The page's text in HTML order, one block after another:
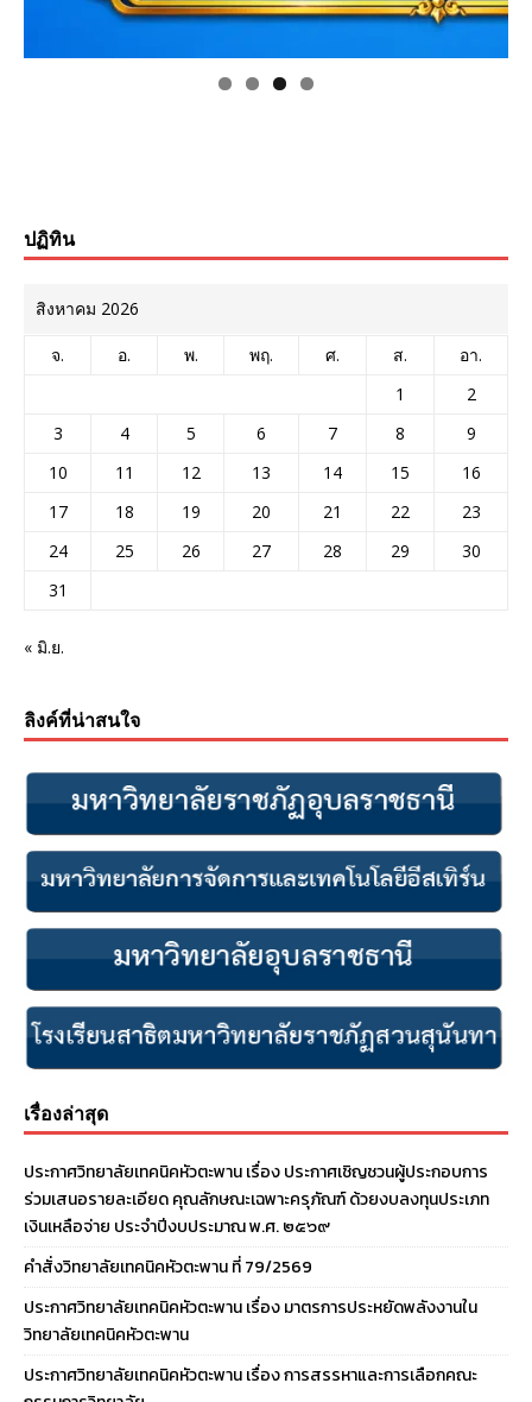
ปฏิทิน
สิงหาคม 2026
จ. อ. พ. พฤ. ศ. ส.
อา.
1
2
3
4 5 6 7 8
9
10
11 12 13 14 15
16
17
18 19 20 21 22
23
24
25 26 27 28 29
30
31
« มิ.ย.
ลิงค์ที่น่าสนใจ
เรื่องล่าสุด
ประกาศวิทยาลัยเทคนิคหัวตะพาน เรื่อง ประกาศเชิญชวนผู้ประกอบการ
ร่วมเสนอรายละเอียด คุณลักษณะเฉพาะครุภัณฑ์ ด้วยงบลงทุนประเภท
เงินเหลือจ่าย ประจําปีงบประมาณ พ.ศ. ๒๕๖๙
คำสั่งวิทยาลัยเทคนิคหัวตะพาน ที่ 79/2569
ประกาศวิทยาลัยเทคนิคหัวตะพาน เรื่อง มาตรการประหยัดพลังงานใน
วิทยาลัยเทคนิคหัวตะพาน
ประกาศวิทยาลัยเทคนิคหัวตะพาน เรื่อง การสรรหาและการเลือกคณะ